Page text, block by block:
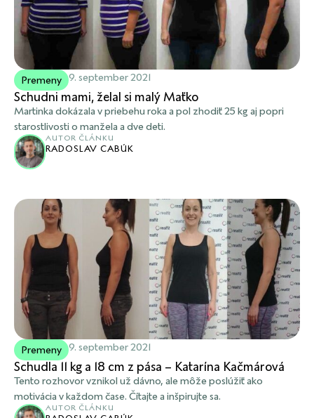
Premeny 9. september 2021
Schudni mami, želal si malý Maťko
Martinka dokázala v priebehu roka a pol zhodiť 25 kg aj popri
starostlivosti o manžela a dve deti.
AUTOR ČLÁNKU
RADOSLAV CABÚK
Premeny 9. september 2021
Schudla 11 kg a 18 cm z pása – Katarína Kačmárová
Tento rozhovor vznikol už dávno, ale môže poslúžiť ako
motivácia v každom čase. Čítajte a inšpirujte sa.
AUTOR ČLÁNKU